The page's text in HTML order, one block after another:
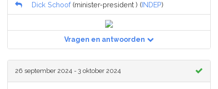
Dick Schoof(minister-president ) (INDEP)
Vragen en antwoorden
26 september 2024 - 3 oktober 2024